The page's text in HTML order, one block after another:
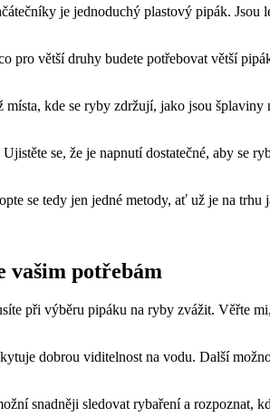
je jednoduchý plastový pipák. Jsou
větší druhy budete⁤ potřebovat větší
kde se ryby zdržují, jako jsou⁣ šplaviny
se, že je napnutí dostatečné, ‌aby se
se tedy jen jedné metody, ať už​ je na
⁢vašim ⁣potřebám
při⁢ výběru pipáku na ryby zvážit. ‍Věřte
dobrou viditelnost na⁣ vodu. Další
snadněji sledovat rybaření a rozpoznat,​